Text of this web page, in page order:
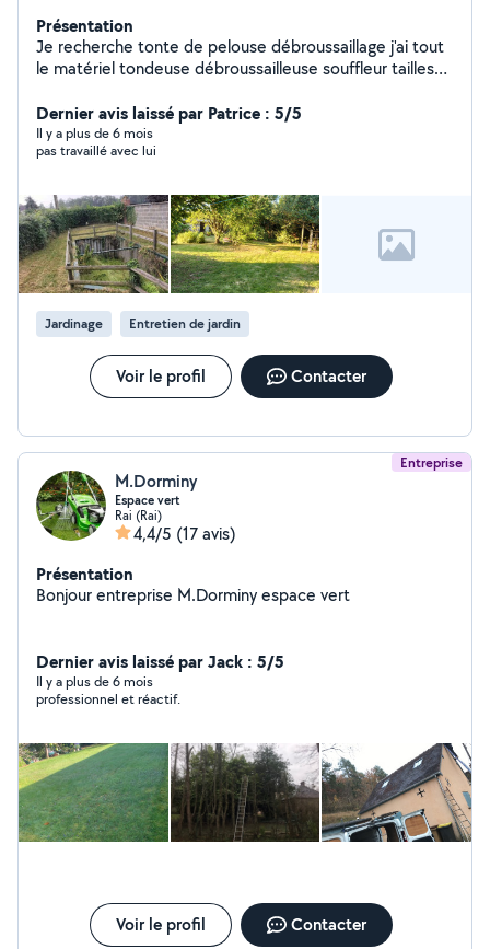
Présentation
Je recherche tonte de pelouse débroussaillage j'ai tout
le matériel tondeuse débroussailleuse souffleur tailles
essence mélange fil débroussailleuse je prends 20
euros de l'heure
Dernier avis laissé par Patrice : 5/5
Il y a plus de 6 mois
pas travaillé avec lui
Jardinage Entretien de jardin
Voir le profil Contacter
Entreprise
M.Dorminy
Espace vert
Rai (Rai)
4,4/5 (17 avis)
Présentation
Bonjour entreprise M.Dorminy espace vert
Dernier avis laissé par Jack : 5/5
Il y a plus de 6 mois
professionnel et réactif.
Voir le profil Contacter